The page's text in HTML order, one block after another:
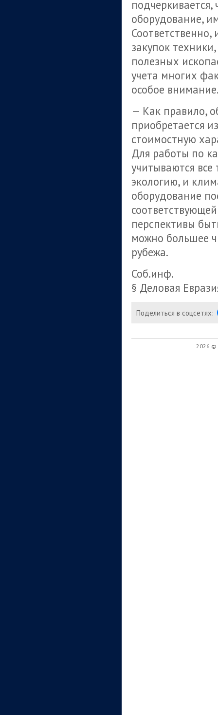
оборудование,
закупок
полезных
учета многих
особое
— Как правило,
приобретается
стоимостную
Для работы по
учитываются
экологию, и
оборудование
перспективы
можно большее
рубежа.
Соб.инф.
§ Деловая
Поделиться в соцсетях:
2026 ©